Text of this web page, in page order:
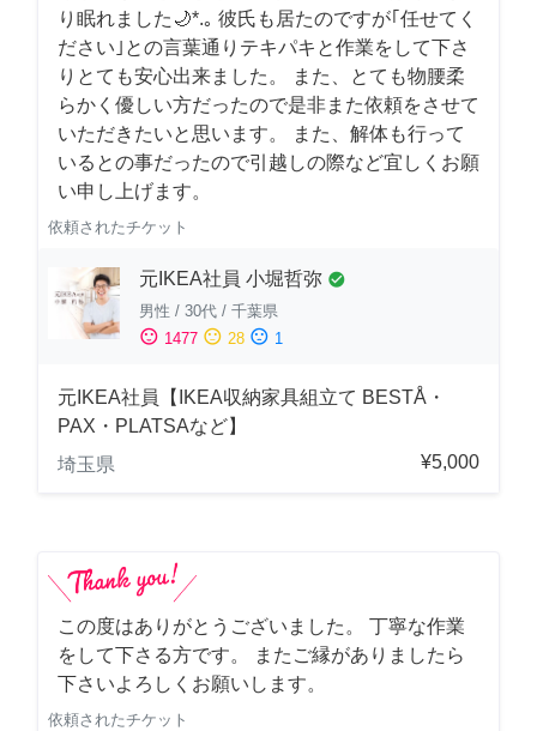
り眠れました🌙*.｡ 彼氏も居たのですが｢任せてく
ださい｣との言葉通りテキパキと作業をして下さ
りとても安心出来ました。 また、とても物腰柔
らかく優しい方だったので是非また依頼をさせて
いただきたいと思います。 また、解体も行って
いるとの事だったので引越しの際など宜しくお願
い申し上げます。
依頼されたチケット
元IKEA社員 小堀哲弥 check_circle
男性 / 30代 / 千葉県
sentiment_satisfied 1477 sentiment_neutral 28 sentiment_dissatisfied 1
元IKEA社員【IKEA収納家具組立て BESTÅ・
PAX・PLATSAなど】
埼玉県
¥5,000
この度はありがとうございました。 丁寧な作業
をして下さる方です。 またご縁がありましたら
下さいよろしくお願いします。
依頼されたチケット